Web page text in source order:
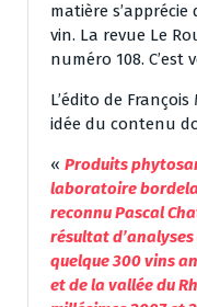
matière
vin. La revue Le
numéro 108. C’est
L’édito de
idée du contenu
« Produits
laboratoire
reconnu Pascal
résultat
quelque 300 vins
et de la vallée du